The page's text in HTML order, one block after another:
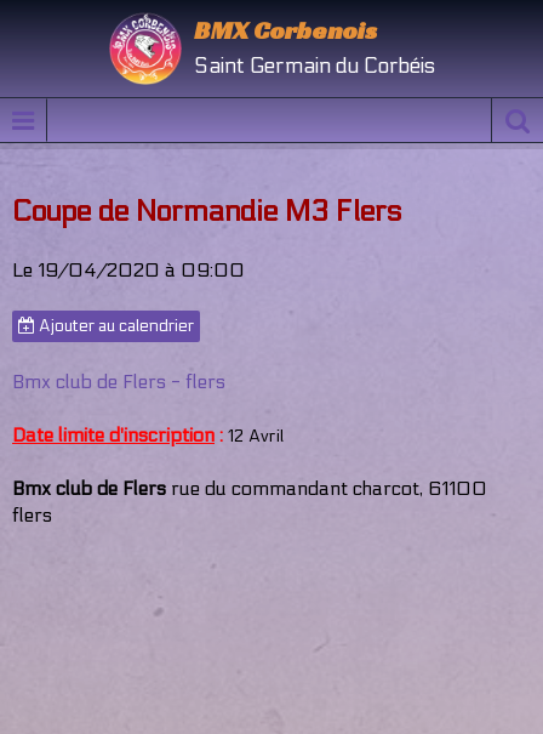
BMX Corbenois
Saint Germain du Corbéis
Coupe de Normandie M3 Flers
Le 19/04/2020 à 09:00
Ajouter au calendrier
Bmx club de Flers - flers
Date limite d'inscription : 12 Avril
Bmx club de Flers rue du commandant charcot, 61100
flers